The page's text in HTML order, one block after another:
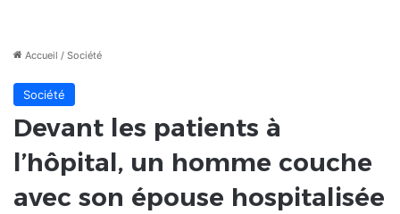
Accueil / Société
Société
Devant les patients à
l’hôpital, un homme couche
avec son épouse hospitalisée